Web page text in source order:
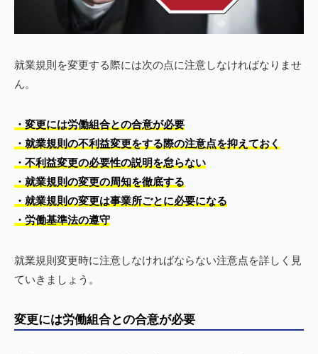
就業規則を変更する際には次の点に注意しなければなりませ
ん。
・変更には労働組合との合意が必要
・就業規則の不利益変更をする際の注意点を抑えておく
・不利益変更の必要性の説明を怠らない
・就業規則の変更の周知を徹底する
・就業規則の変更は事業所ごとに必要になる
・労働基準法の遵守
就業規則変更時に注意しなければならない注意点を詳しく見
ていきましょう。
変更には労働組合との合意が必要